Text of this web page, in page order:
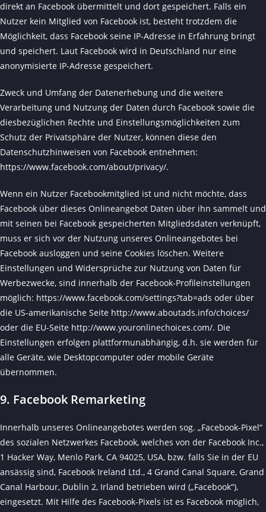
direkt an Facebook übermittelt und dort gespeichert. Falls ein
Nutzer kein Mitglied von Facebook ist, besteht trotzdem die
Möglichkeit, dass Facebook seine IP-Adresse in Erfahrung bringt
und speichert. Laut Facebook wird in Deutschland nur eine
anonymisierte IP-Adresse gespeichert.
Zweck und Umfang der Datenerhebung und die weitere
Verarbeitung und Nutzung der Daten durch Facebook sowie die
diesbezüglichen Rechte und Einstellungsmöglichkeiten zum
Schutz der Privatsphäre der Nutzer, können diese den
Datenschutzhinweisen von Facebook entnehmen:
https://www.facebook.com/about/privacy/.
Wenn ein Nutzer Facebookmitglied ist und nicht möchte, dass
Facebook über dieses Onlineangebot Daten über ihn sammelt und
mit seinen bei Facebook gespeicherten Mitgliedsdaten verknüpft,
muss er sich vor der Nutzung unseres Onlineangebotes bei
Facebook ausloggen und seine Cookies löschen. Weitere
Einstellungen und Widersprüche zur Nutzung von Daten für
Werbezwecke, sind innerhalb der Facebook-Profileinstellungen
möglich: https://www.facebook.com/settings?tab=ads oder über
die US-amerikanische Seite http://www.aboutads.info/choices/
oder die EU-Seite http://www.youronlinechoices.com/. Die
Einstellungen erfolgen plattformunabhängig, d.h. sie werden für
alle Geräte, wie Desktopcomputer oder mobile Geräte
übernommen.
9. Facebook Remarketing
Innerhalb unseres Onlineangebotes werden sog. „Facebook-Pixel“
des sozialen Netzwerkes Facebook, welches von der Facebook Inc.,
1 Hacker Way, Menlo Park, CA 94025, USA, bzw. falls Sie in der EU
ansässig sind, Facebook Ireland Ltd., 4 Grand Canal Square, Grand
Canal Harbour, Dublin 2, Irland betrieben wird („Facebook“),
eingesetzt. Mit Hilfe des Facebook-Pixels ist es Facebook möglich,